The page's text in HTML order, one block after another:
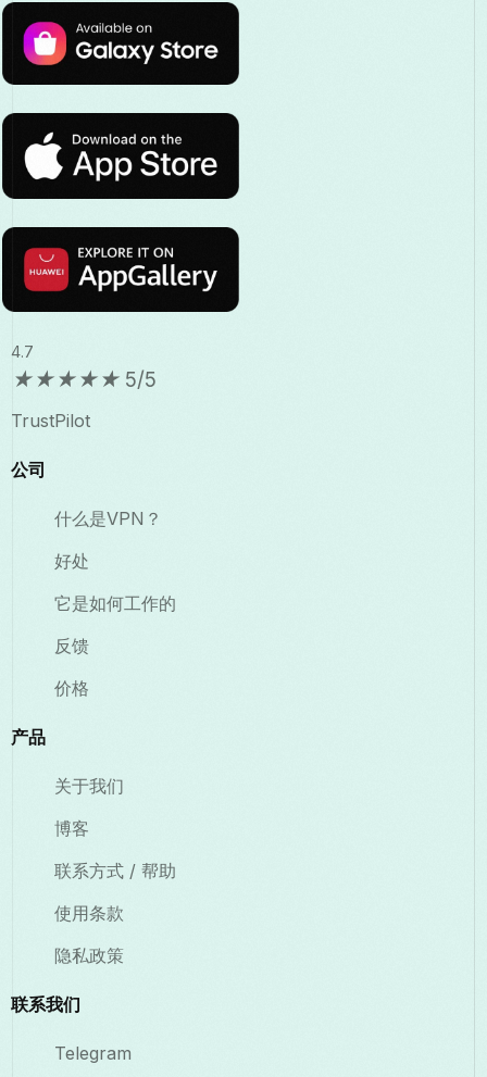
4.7
★★★★★ 5/5
TrustPilot
公司
什么是VPN？
好处
它是如何工作的
反馈
价格
产品
关于我们
博客
联系方式 / 帮助
使用条款
隐私政策
联系我们
Telegram